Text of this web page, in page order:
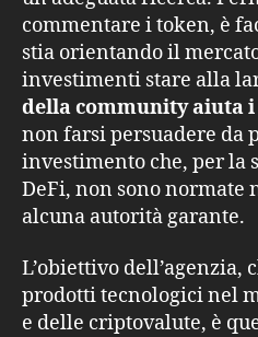
commentare i token, è
stia orientando il
investimenti stare alla
della community aiuta
non farsi persuadere da
investimento che, per la
DeFi, non sono normate
alcuna autorità garante.
L’obiettivo dell’agenzia,
prodotti tecnologici nel
e delle criptovalute, è